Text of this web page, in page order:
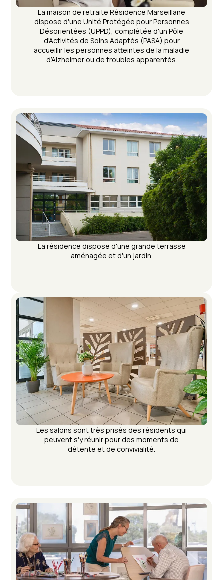
La maison de retraite Résidence Marseillane
dispose d'une Unité Protégée pour Personnes
Désorientées (UPPD), complétée d'un Pôle
d'Activités de Soins Adaptés (PASA) pour
accueillir les personnes atteintes de la maladie
d’Alzheimer ou de troubles apparentés.
La résidence dispose d'une grande terrasse
aménagée et d'un jardin.
Les salons sont très prisés des résidents qui
peuvent s'y réunir pour des moments de
détente et de convivialité.